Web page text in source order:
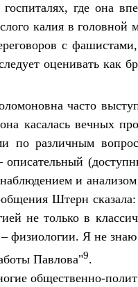
где она
калия в
с
оценивать как
часто
касалась вечных
по различным
и
Штерн
не только в
– физиологии. Я не
Павлова"9.
общественно-